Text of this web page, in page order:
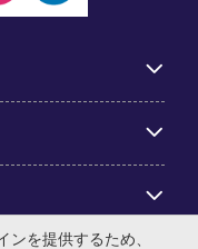
を提供するため、